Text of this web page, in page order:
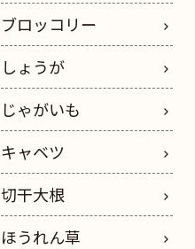
ブロッコリー
しょうが
じゃがいも
キャベツ
切干大根
ほうれん草